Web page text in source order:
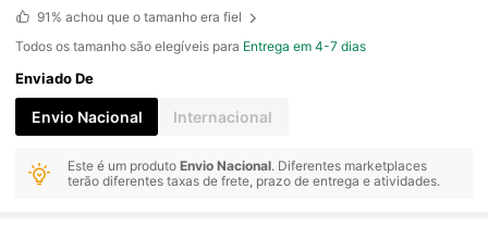
91% achou que o tamanho era fiel
Todos os tamanho são elegíveis para Entrega em 4-7 dias
Enviado De
Envio Nacional Internacional
Este é um produtoEnvio Nacional. Diferentes marketplaces
terão diferentes taxas de frete, prazo de entrega e atividades.